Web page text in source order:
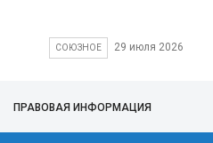
СОЮЗНОЕ 29 июля 2026
ПРАВОВАЯ ИНФОРМАЦИЯ